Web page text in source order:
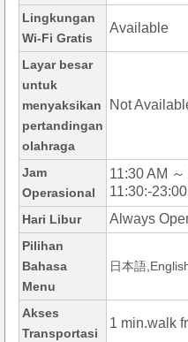
Lingkungan
Wi-Fi Gratis
Available
Layar besar
untuk
menyaksikan
pertandingan
olahraga
Not
Jam
Operasional
11:30 AM
11:30:-23:00
Hari Libur Always
Pilihan
Bahasa
Menu
日本語
Akses
Transportasi
1 min.walk